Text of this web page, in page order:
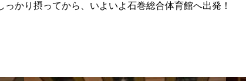
かり摂ってから、いよいよ石巻総合体育館へ出発！